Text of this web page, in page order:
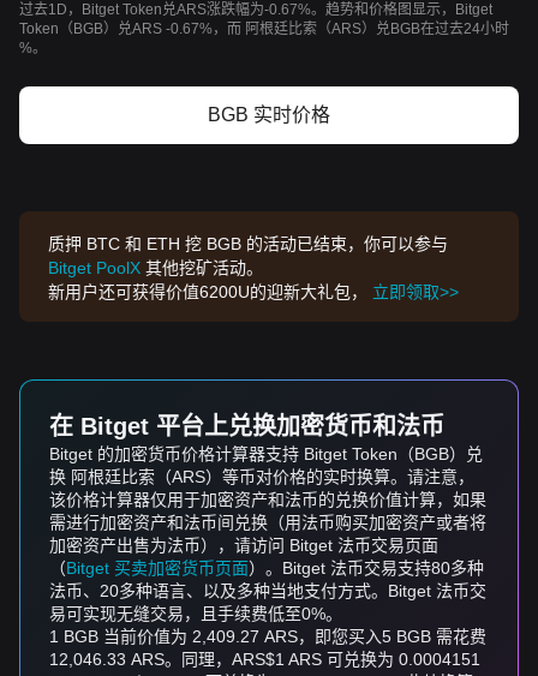
过去1D，Bitget Token兑ARS涨跌幅为-0.67%。趋势和价格图显示，Bitget
Token（BGB）兑ARS -0.67%，而 阿根廷比索（ARS）兑BGB在过去24小时
%。
BGB 实时价格
质押 BTC 和 ETH 挖 BGB 的活动已结束，你可以参与
Bitget PoolX 其他挖矿活动。
新用户还可获得价值6200U的迎新大礼包， 立即领取>>
在 Bitget 平台上兑换加密货币和法币
Bitget 的加密货币价格计算器支持 Bitget Token（BGB）兑
换 阿根廷比索（ARS）等币对价格的实时换算。请注意，
该价格计算器仅用于加密资产和法币的兑换价值计算，如果
需进行加密资产和法币间兑换（用法币购买加密资产或者将
加密资产出售为法币），请访问 Bitget 法币交易页面
（Bitget 买卖加密货币页面）。Bitget 法币交易支持80多种
法币、20多种语言、以及多种当地支付方式。Bitget 法币交
易可实现无缝交易，且手续费低至0%。
1 BGB 当前价值为 2,409.27 ARS，即您买入5 BGB 需花费
12,046.33 ARS。同理，ARS$1 ARS 可兑换为 0.0004151